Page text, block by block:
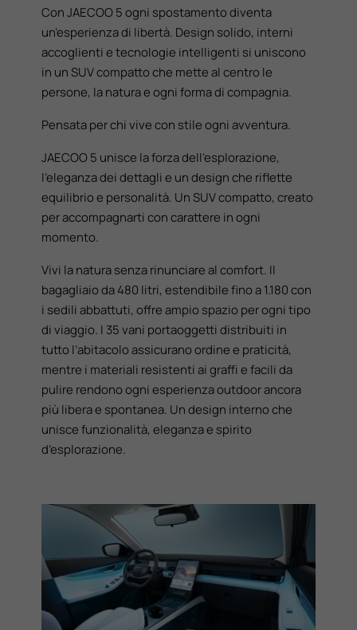
Con JAECOO 5 ogni spostamento diventa
un’esperienza di libertà. Design solido, interni
accoglienti e tecnologie intelligenti si uniscono
in un SUV compatto che mette al centro le
persone, la natura e ogni forma di compagnia.
Pensata per chi vive con stile ogni avventura.
JAECOO 5 unisce la forza dell’esplorazione,
l’eleganza dei dettagli e un design che riflette
equilibrio e personalità. Un SUV compatto, creato
per accompagnarti con carattere in ogni
momento.
Vivi la natura senza rinunciare al comfort. Il
bagagliaio da 480 litri, estendibile fino a 1.180 con
i sedili abbattuti, offre ampio spazio per ogni tipo
di viaggio. I 35 vani portaoggetti distribuiti in
tutto l’abitacolo assicurano ordine e praticità,
mentre i materiali resistenti ai graffi e facili da
pulire rendono ogni esperienza outdoor ancora
più libera e spontanea. Un design interno che
unisce funzionalità, eleganza e spirito
d’esplorazione.